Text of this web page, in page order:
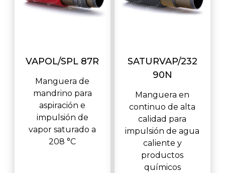
VAPOL/SPL 87R
Manguera de
mandrino para
aspiración e
impulsión de
vapor saturado a
208 °C
SATURVAP/232
90N
Manguera en
continuo de alta
calidad para
impulsión de agua
caliente y
productos
químicos